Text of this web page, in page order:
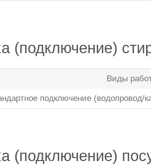
(подключение)
Виды
подключение (водопровод/
(подключение)